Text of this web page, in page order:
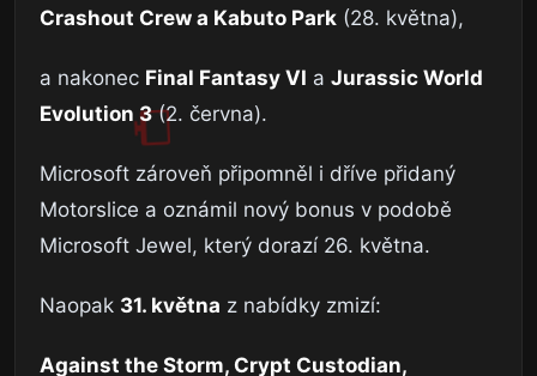
Crashout Crew a Kabuto Park (28. května),
a nakonec Final Fantasy VI a Jurassic World
Evolution 3(2. června).
Microsoft zároveň připomněl i dříve přidaný
Motorslice a oznámil nový bonus v podobě
Microsoft Jewel, který dorazí 26. května.
Naopak 31. května z nabídky zmizí:
Against the Storm, Crypt Custodian,